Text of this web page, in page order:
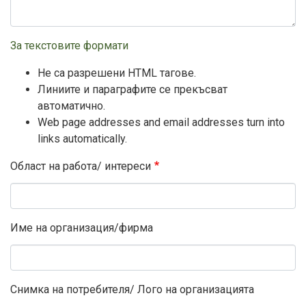
За текстовите формати
Не са разрешени HTML тагове.
Линиите и параграфите се прекъсват
автоматично.
Web page addresses and email addresses turn into
links automatically.
Област на работа/ интереси
Име на организация/фирма
Снимка на потребителя/ Лого на организацията